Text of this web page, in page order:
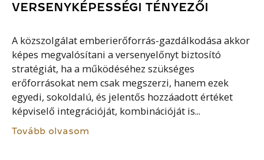
VERSENYKÉPESSÉGI TÉNYEZŐI
A közszolgálat emberierőforrás-gazdálkodása akkor
képes megvalósítani a versenyelőnyt biztosító
stratégiát, ha a működéséhez szükséges
erőforrásokat nem csak megszerzi, hanem ezek
egyedi, sokoldalú, és jelentős hozzáadott értéket
képviselő integrációját, kombinációját is...
Tovább olvasom